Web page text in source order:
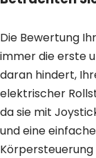
Die Bewertung
immer die erste
daran hindert,
elektrischer
da sie mit
und eine